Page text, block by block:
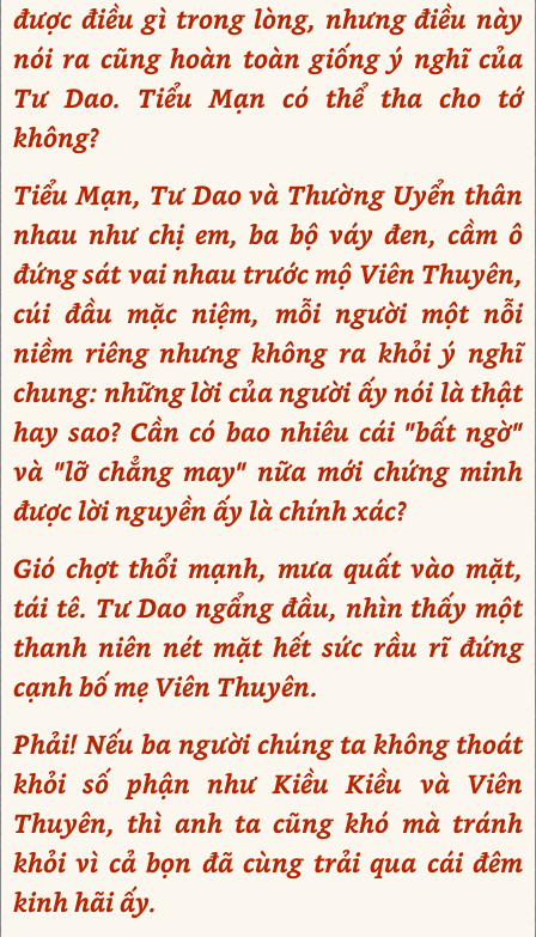
được điều gì trong lòng, nhưng điều này
nói ra cũng hoàn toàn giống ý nghĩ của
Tư Dao. Tiểu Mạn có thể tha cho tớ
không?
Tiểu Mạn, Tư Dao và Thường Uyển thân
nhau như chị em, ba bộ váy đen, cầm ô
đứng sát vai nhau trước mộ Viên Thuyên,
cúi đầu mặc niệm, mỗi người một nỗi
niềm riêng nhưng không ra khỏi ý nghĩ
chung: những lời của người ấy nói là thật
hay sao? Cần có bao nhiêu cái "bất ngờ"
và "lỡ chẳng may" nữa mới chứng minh
được lời nguyền ấy là chính xác?
Gió chợt thổi mạnh, mưa quất vào mặt,
tái tê. Tư Dao ngẩng đầu, nhìn thấy một
thanh niên nét mặt hết sức rầu rĩ đứng
cạnh bố mẹ Viên Thuyên.
Phải! Nếu ba người chúng ta không thoát
khỏi số phận như Kiều Kiều và Viên
Thuyên, thì anh ta cũng khó mà tránh
khỏi vì cả bọn đã cùng trải qua cái đêm
kinh hãi ấy.